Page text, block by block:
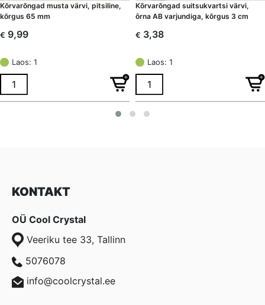
Kõrvarõngad musta värvi, pitsiline,
kõrgus 65 mm
€ 9,99
Laos: 1
Kõrvarõngad suitsukvartsi värvi,
õrna AB varjundiga, kõrgus 3 cm
€ 3,38
Laos: 1
KONTAKT
OÜ Cool Crystal
Veeriku tee 33, Tallinn
5076078
info@coolcrystal.ee